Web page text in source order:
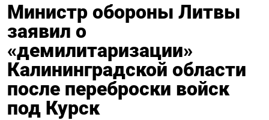
Министр обороны Литвы
заявил о
«демилитаризации»
Калининградской области
после переброски войск
под Курск